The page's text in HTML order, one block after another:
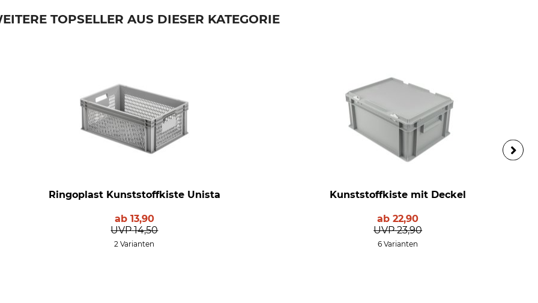
TOPSELLER AUS DIESER KATEGORIE
Ringoplast Kunststoffkiste Unista
ab 13,90
UVP 14,50
2 Varianten
Kunststoffkiste mit Deckel
ab22,90
UVP 23,90
6 Varianten